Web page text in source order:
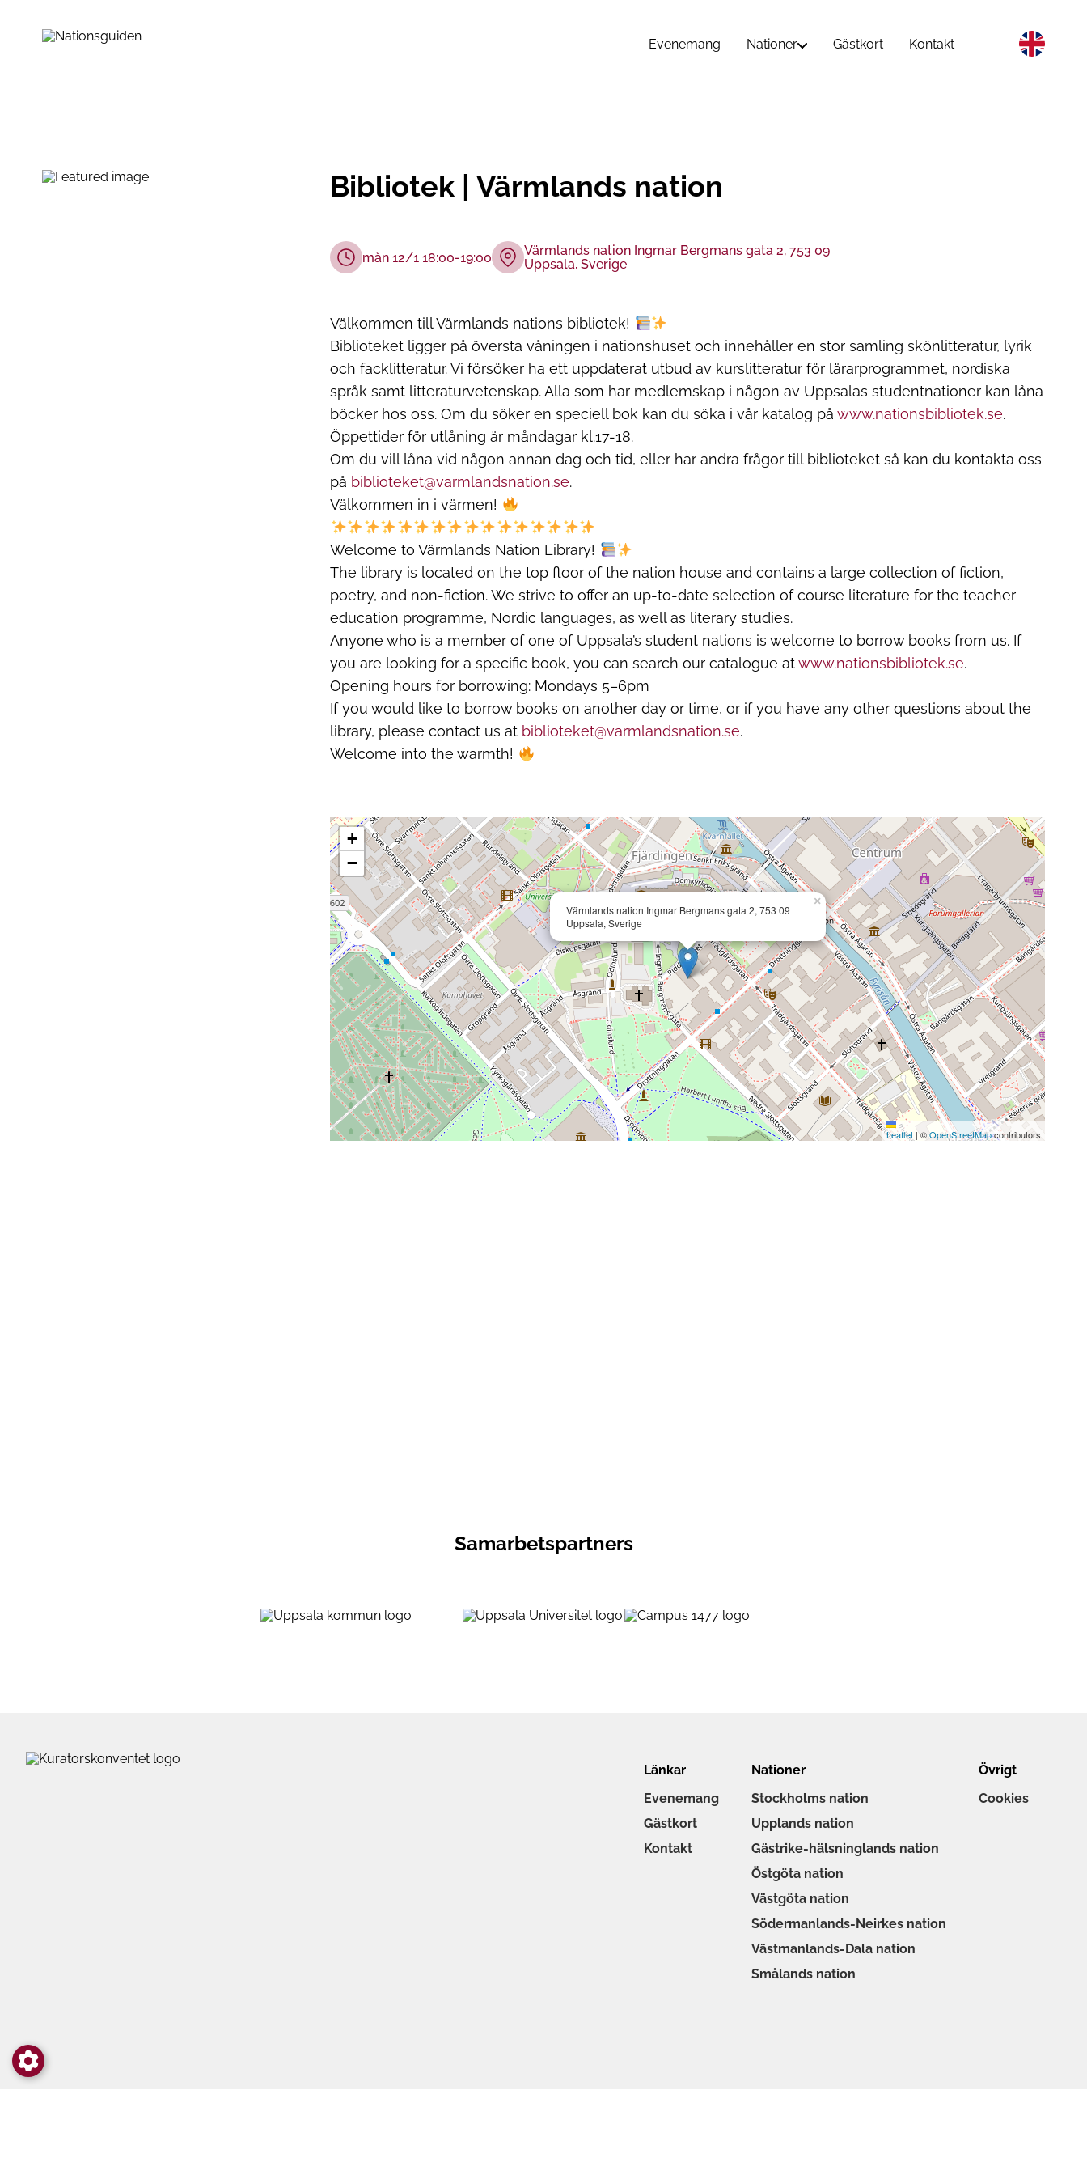
Evenemang Nationer Gästkort Kontakt
Bibliotek | Värmlands nation
mån 12/1 18:00-19:00
Värmlands nation Ingmar Bergmans gata 2, 753 09
Uppsala, Sverige
Välkommen till Värmlands nations bibliotek!
Biblioteket ligger på översta våningen i nationshuset och innehåller en stor samling skönlitteratur, lyrik
och facklitteratur. Vi försöker ha ett uppdaterat utbud av kurslitteratur för lärarprogrammet, nordiska
språk samt litteraturvetenskap. Alla som har medlemskap i någon av Uppsalas studentnationer kan låna
böcker hos oss. Om du söker en speciell bok kan du söka i vår katalog påwww.nationsbibliotek.se.
Öppettider för utlåning är måndagar kl.17-18.
Om du vill låna vid någon annan dag och tid, eller har andra frågor till biblioteket så kan du kontakta oss
på biblioteket@varmlandsnation.se.
Välkommen in i värmen!
Welcome to Värmlands Nation Library!
The library is located on the top floor of the nation house and contains a large collection of fiction,
poetry, and non-fiction. We strive to offer an up-to-date selection of course literature for the teacher
education programme, Nordic languages, as well as literary studies.
Anyone who is a member of one of Uppsala’s student nations is welcome to borrow books from us. If
you are looking for a specific book, you can search our catalogue atwww.nationsbibliotek.se.
Opening hours for borrowing: Mondays 5–6pm
If you would like to borrow books on another day or time, or if you have any other questions about the
library, please contact us at biblioteket@varmlandsnation.se.
Welcome into the warmth!
Värmlands nation Ingmar Bergmans gata 2, 753 09
Uppsala, Sverige
×
+
−
Leaflet | ©OpenStreetMapcontributors
Samarbetspartners
Länkar
Evenemang
Gästkort
Kontakt
Nationer
Stockholms nation
Upplands nation
Gästrike-hälsninglands nation
Östgöta nation
Västgöta nation
Södermanlands-Neirkes nation
Västmanlands-Dala nation
Smålands nation
Övrigt
Cookies